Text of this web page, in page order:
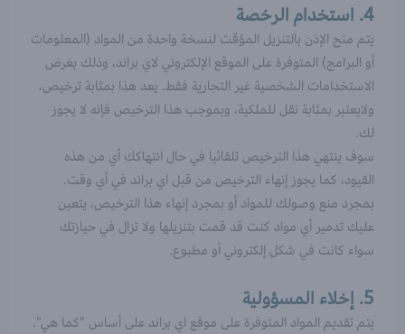
4. استخدام الرخصة
يتم منح الإذن بالتنزيل المؤقت لنسخة واحدة من المواد (المعلومات
أو البرامج) المتوفرة على الموقع الإلكتروني لاي براند، وذلك بغرض
الاستخدامات الشخصية غير التجارية فقط. يعد هذا بمثابة ترخيص،
ولايعتبر بمثابة نقل للملكية، وبموجب هذا الترخيص فإنه لا يجوز
لك.
سوف ينتهي هذا الترخيص تلقائيا في حال انتهاكك أي من هذه
القيود، كما يجوز إنهاء الترخيص من قبل اي براند في أي وقت.
بمجرد منع وصولك للمواد أو بمجرد إنهاء هذا الترخيص، يتعين
عليك تدمير أي مواد كنت قد قمت بتنزيلها ولا تزال في حيازتك
سواء كانت في شكل إلكتروني أو مطبوع.
5. إخلاء المسؤولية
يتم تقديم المواد المتوفرة على موقع اي براند على أساس "كما هي".